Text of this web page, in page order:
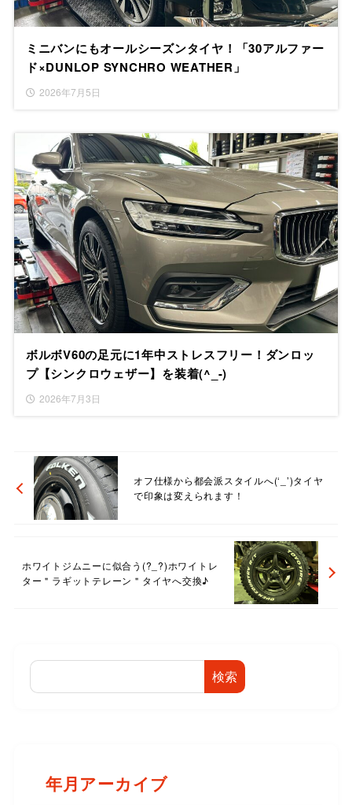
ミニバンにもオールシーズンタイヤ！「30アルファー
ド×DUNLOP SYNCHRO WEATHER」
2026年7月5日
ボルボV60の足元に1年中ストレスフリー！ダンロッ
プ【シンクロウェザー】を装着(^_-)
2026年7月3日
オフ仕様から都会派スタイルへ(‘_’)タイヤ
で印象は変えられます！
ホワイトジムニーに似合う(?_?)ホワイトレ
ター＂ラギットテレーン＂タイヤへ交換♪
検索
年月アーカイブ